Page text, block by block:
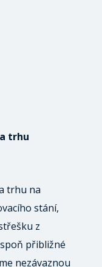
trhu
trhu na
stání,
z
přibližné
nezávaznou